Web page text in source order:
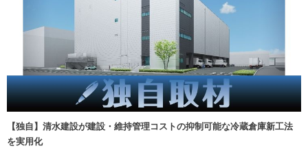
【独自】清水建設が建設・維持管理コストの抑制可能な冷蔵倉庫新工法
を実用化